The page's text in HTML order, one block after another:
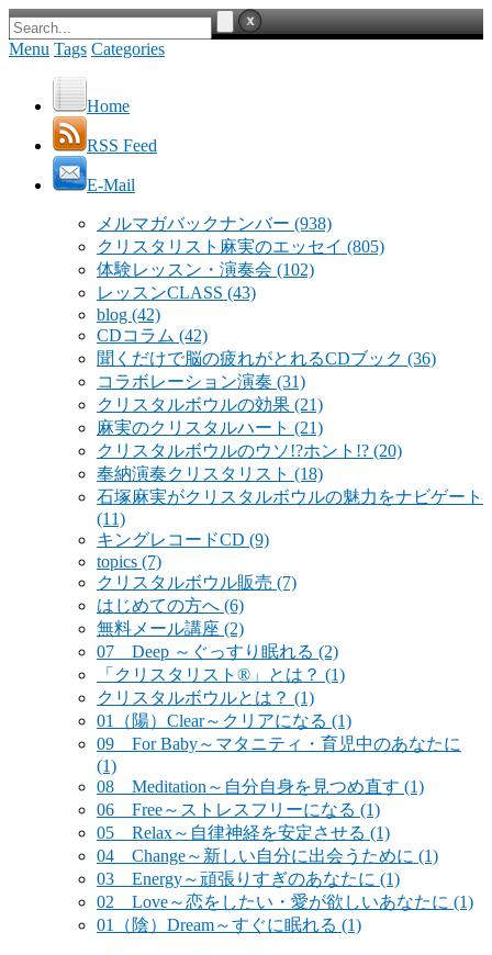
Menu Tags Categories
Home
RSS Feed
E-Mail
メルマガバックナンバー (938)
クリスタリスト麻実のエッセイ (805)
体験レッスン・演奏会 (102)
レッスンCLASS (43)
blog (42)
CDコラム (42)
聞くだけで脳の疲れがとれるCDブック (36)
コラボレーション演奏 (31)
クリスタルボウルの効果 (21)
麻実のクリスタルハート (21)
クリスタルボウルのウソ!?ホント!? (20)
奉納演奏クリスタリスト (18)
石塚麻実がクリスタルボウルの魅力をナビゲート
(11)
キングレコードCD (9)
topics (7)
クリスタルボウル販売 (7)
はじめての方へ (6)
無料メール講座 (2)
07 Deep ～ぐっすり眠れる (2)
「クリスタリスト®」とは？ (1)
クリスタルボウルとは？ (1)
01（陽）Clear～クリアになる (1)
09 For Baby～マタニティ・育児中のあなたに
(1)
08 Meditation～自分自身を見つめ直す (1)
06 Free～ストレスフリーになる (1)
05 Relax～自律神経を安定させる (1)
04 Change～新しい自分に出会うために (1)
03 Energy～頑張りすぎのあなたに (1)
02 Love～恋をしたい・愛が欲しいあなたに (1)
01（陰）Dream～すぐに眠れる (1)